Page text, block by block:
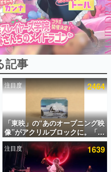
ンキング
記事
注目度 2464
「東映」の“あのオープニング映
像”がアクリルブロックに。「東
映ヒストリカル グッズコレクシ
ョン」が8月下旬より発売
注目度 1639